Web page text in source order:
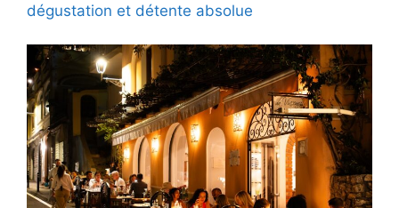
dégustation et détente absolue